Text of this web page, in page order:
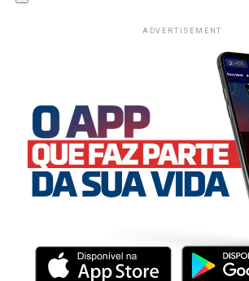
ADVERTISEMENT